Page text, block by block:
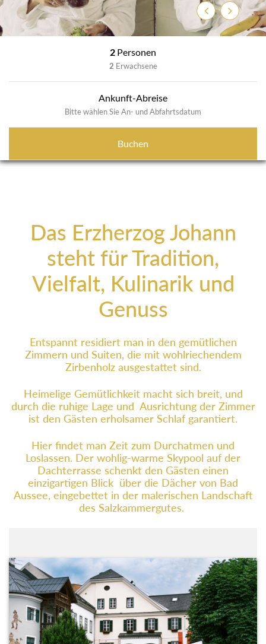
ZurückWeiter
2 Personen
2 Erwachsene
Ankunft-Abreise
Bitte wählen Sie An- und Abfahrtsdatum
Buchen
Das Erzherzog Johann
steht für Tradition,
Vielfalt, Kulinarik und
Genuss
Entspannt residiert man in den gemütlichen
Zimmern und Suiten, die mit wohlriechendem
Zirbenholz ausgestattet sind.
Heimelige Gemütlichkeit macht sich breit, und
durch die ruhige Lage und Ausrichtung der Zimmer
ist den Gästen erholsamer Schlaf garantiert.
Hier findet man Zeit zum Durchatmen und
Loslassen. Der wohlig-warme Skypool auf der
Dachterrasse schenkt den Gästen einen
einzigartigen Blick über die Dächer von Bad
Aussee, eingebettet in der malerischen Landschaft
des Salzkammergutes.